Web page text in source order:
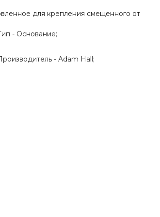
для крепления смещенного от
- Основание;
-Adam Hall;